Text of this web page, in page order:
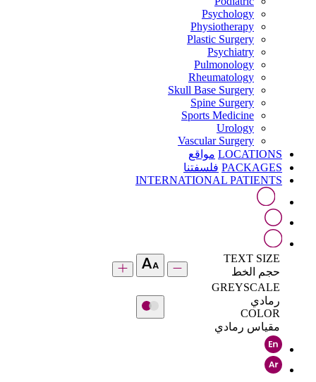
Psychology
Physiotherapy
Plastic Surgery
Psychiatry
Pulmonology
Rheumatology
Skull Base Surgery
Spine Surgery
Sports Medicine
Urology
Vascular Surgery
LOCATIONS مواقع
PACKAGES فلسفتنا
INTERNATIONAL PATIENTS
TEXT SIZE
حجم الخط
GREYSCALE
رمادي
COLOR
مقياس رمادي